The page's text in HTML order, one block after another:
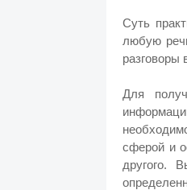
Суть
любую
разговоры
Для
сферой и
другого.